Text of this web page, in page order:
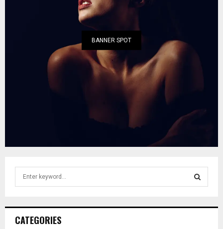
BANNER SPOT
h
CATEGORIES